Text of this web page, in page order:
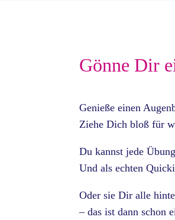
Gönne Dir
Genieße einen
Ziehe Dich bloß für
Du kannst jede
Und als echten
Oder sie Dir alle
– das ist dann schon